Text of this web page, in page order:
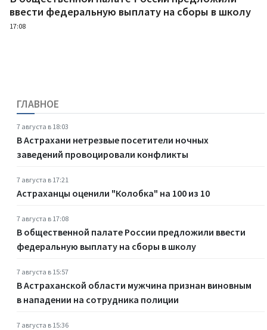
ввести федеральную выплату на сборы в школу
17:08
ГЛАВНОЕ
7 августа в 18:03
В Астрахани нетрезвые посетители ночных
заведений провоцировали конфликты
7 августа в 17:21
Астраханцы оценили "Колобка" на 100 из 10
7 августа в 17:08
В общественной палате России предложили ввести
федеральную выплату на сборы в школу
7 августа в 15:57
В Астраханской области мужчина признан виновным
в нападении на сотрудника полиции
7 августа в 15:36